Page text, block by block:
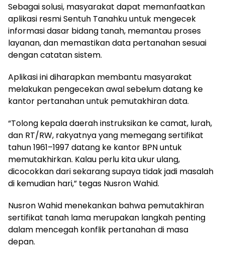
Sebagai solusi, masyarakat dapat memanfaatkan
aplikasi resmi Sentuh Tanahku untuk mengecek
informasi dasar bidang tanah, memantau proses
layanan, dan memastikan data pertanahan sesuai
dengan catatan sistem.
Aplikasi ini diharapkan membantu masyarakat
melakukan pengecekan awal sebelum datang ke
kantor pertanahan untuk pemutakhiran data.
“Tolong kepala daerah instruksikan ke camat, lurah,
dan RT/RW, rakyatnya yang memegang sertifikat
tahun 1961–1997 datang ke kantor BPN untuk
memutakhirkan. Kalau perlu kita ukur ulang,
dicocokkan dari sekarang supaya tidak jadi masalah
di kemudian hari,” tegas Nusron Wahid.
Nusron Wahid menekankan bahwa pemutakhiran
sertifikat tanah lama merupakan langkah penting
dalam mencegah konflik pertanahan di masa
depan.